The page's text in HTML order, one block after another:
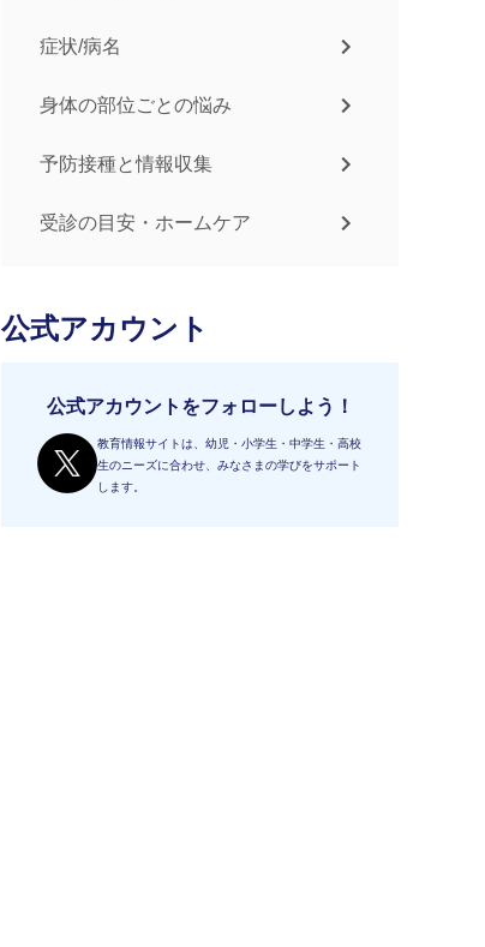
症状/病名
身体の部位ごとの悩み
予防接種と情報収集
受診の目安・ホームケア
公式アカウント
公式アカウントをフォローしよう！
教育情報サイトは、幼児・小学生・中学生・高校
生のニーズに合わせ、みなさまの学びをサポート
します。